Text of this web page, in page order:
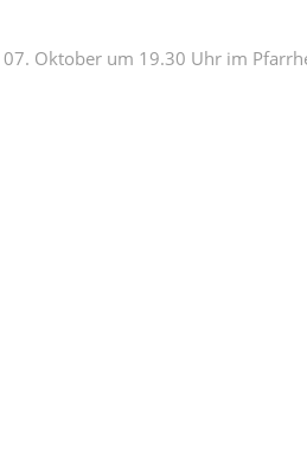
Oktober um 19.30 Uhr im